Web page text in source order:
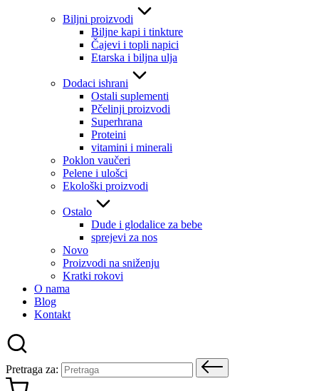
Biljni proizvodi
Biljne kapi i tinkture
Čajevi i topli napici
Etarska i biljna ulja
Dodaci ishrani
Ostali suplementi
Pčelinji proizvodi
Superhrana
Proteini
vitamini i minerali
Poklon vaučeri
Pelene i ulošci
Ekološki proizvodi
Ostalo
Dude i glodalice za bebe
sprejevi za nos
Novo
Proizvodi na sniženju
Kratki rokovi
O nama
Blog
Kontakt
Pretraga za: